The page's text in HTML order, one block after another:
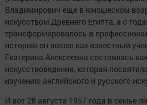
Владимирович еще в юношеском
искусством Древнего Египта, а с
трансформировалось в
историю он вошел как известный
Екатерина Алексеевна состоялась
искусствоведения, которая
изучению английского и русского
И вот 28 августа 1957 года в семье